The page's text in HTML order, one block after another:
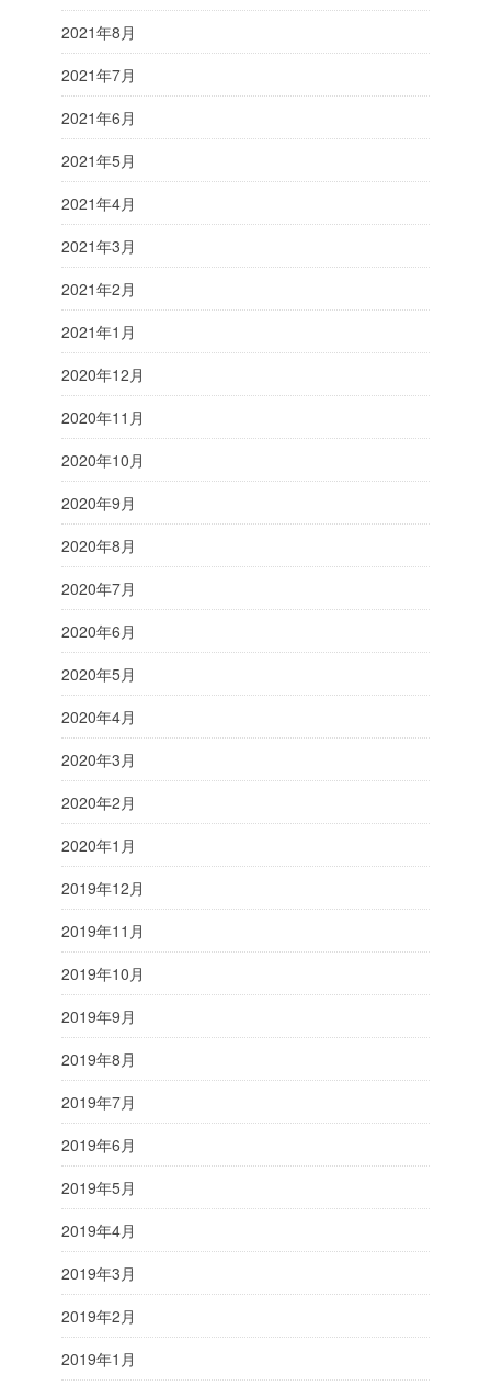
2021年8月
2021年7月
2021年6月
2021年5月
2021年4月
2021年3月
2021年2月
2021年1月
2020年12月
2020年11月
2020年10月
2020年9月
2020年8月
2020年7月
2020年6月
2020年5月
2020年4月
2020年3月
2020年2月
2020年1月
2019年12月
2019年11月
2019年10月
2019年9月
2019年8月
2019年7月
2019年6月
2019年5月
2019年4月
2019年3月
2019年2月
2019年1月